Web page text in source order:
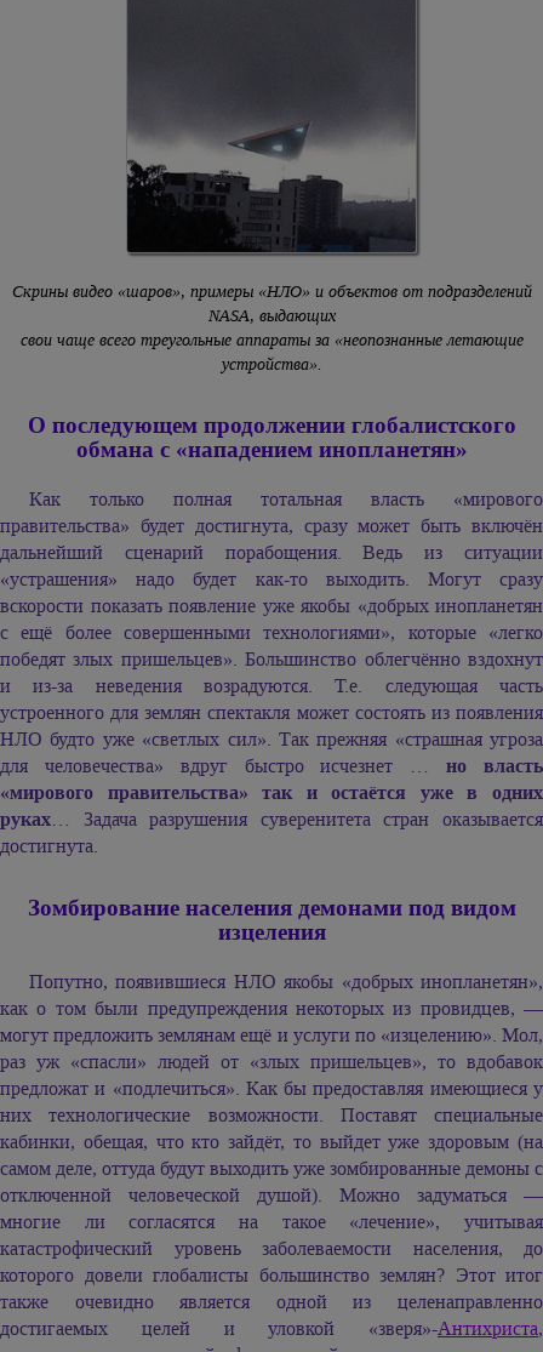
Скрины видео «шаров», примеры «НЛО» и объектов от подразделений
NASA, выдающих
свои чаще всего треугольные аппараты за «неопознанные летающие
устройства».
О последующем продолжении глобалистского
обмана с «нападением инопланетян»
Как только полная тотальная власть «мирового
правительства» будет достигнута, сразу может быть включён
дальнейший сценарий порабощения. Ведь из ситуации
«устрашения» надо будет как-то выходить. Могут сразу
вскорости показать появление уже якобы «добрых инопланетян
с ещё более совершенными технологиями», которые «легко
победят злых пришельцев». Большинство облегчённо вздохнут
и из-за неведения возрадуются. Т.е. следующая часть
устроенного для землян спектакля может состоять из появления
НЛО будто уже «светлых сил». Так прежняя «страшная угроза
для человечества» вдруг быстро исчезнет …но власть
«мирового правительства» так и остаётся уже в одних
руках… Задача разрушения суверенитета стран оказывается
достигнута.
Зомбирование населения демонами под видом
изцеления
Попутно, появившиеся НЛО якобы «добрых инопланетян»,
как о том были предупреждения некоторых из провидцев, —
могут предложить землянам ещё и услуги по «изцелению». Мол,
раз уж «спасли» людей от «злых пришельцев», то вдобавок
предложат и «подлечиться». Как бы предоставляя имеющиеся у
них технологические возможности. Поставят специальные
кабинки, обещая, что кто зайдёт, то выйдет уже здоровым (на
самом деле, оттуда будут выходить уже зомбированные демоны с
отключенной человеческой душой). Можно задуматься —
многие ли согласятся на такое «лечение», учитывая
катастрофический уровень заболеваемости населения, до
которого довели глобалисты большинство землян? Этот итог
также очевидно является одной из целенаправленно
достигаемых целей и уловкой «зверя»-Антихриста,